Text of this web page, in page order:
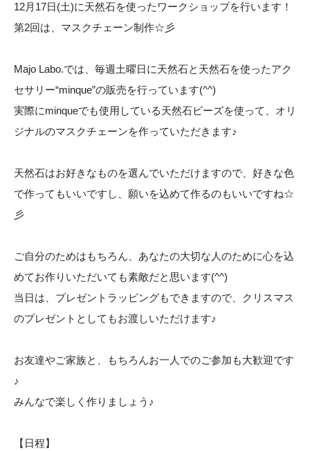
12月17日(土)に天然石を使ったワークショップを行います！
第2回は、マスクチェーン制作☆彡
Majo Labo.では、毎週土曜日に天然石と天然石を使ったアク
セサリー“minque”の販売を行っています(^^)
実際にminqueでも使用している天然石ビーズを使って、オリ
ジナルのマスクチェーンを作っていただきます♪
天然石はお好きなものを選んでいただけますので、好きな色
で作ってもいいですし、願いを込めて作るのもいいですね☆
彡
ご自分のためはもちろん、あなたの大切な人のために心を込
めてお作りいただいても素敵だと思います(^^)
当日は、プレゼントラッピングもできますので、クリスマス
のプレゼントとしてもお渡しいただけます♪
お友達やご家族と、もちろんお一人でのご参加も大歓迎です
♪
みんなで楽しく作りましょう♪
【日程】